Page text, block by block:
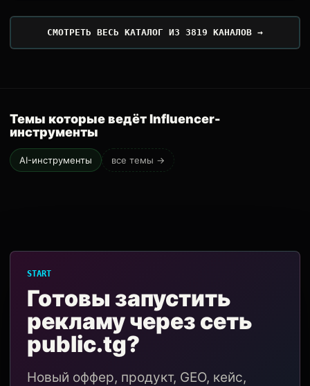
СМОТРЕТЬ ВЕСЬ КАТАЛОГ ИЗ 3819 КАНАЛОВ →
Темы которые ведёт Influencer-
инструменты
AI-инструменты все темы →
START
Готовы запустить
рекламу через сеть
public.tg?
Новый оффер, продукт, GEO, кейс,